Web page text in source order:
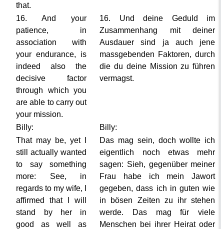
that.
16. And your
patience, in
association with
your endurance, is
indeed also the
decisive factor
through which you
are able to carry out
your mission.
16. Und deine Geduld im
Zusammenhang mit deiner
Ausdauer sind ja auch jene
massgebenden Faktoren, durch
die du deine Mission zu führen
vermagst.
Billy:
Billy:
That may be, yet I
still actually wanted
to say something
more: See, in
regards to my wife, I
affirmed that I will
stand by her in
good as well as
Das mag sein, doch wollte ich
eigentlich noch etwas mehr
sagen: Sieh, gegenüber meiner
Frau habe ich mein Jawort
gegeben, dass ich in guten wie
in bösen Zeiten zu ihr stehen
werde. Das mag für viele
Menschen bei ihrer Heirat oder